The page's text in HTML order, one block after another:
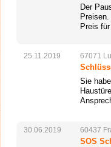
Der
Preis
25.11.2019 67071
Sie
30.06.2019 60437
SOS